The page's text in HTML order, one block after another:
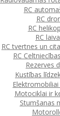
RC
RC
RC
RC
RC tvertnes un
RC
Rezerves
Kustības
Motociklai ir
Stumšanas